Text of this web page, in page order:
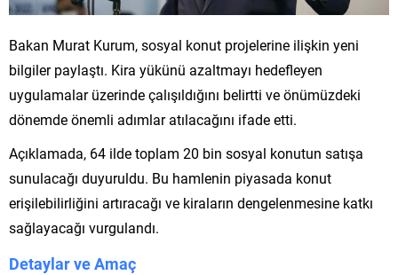
Bakan Murat Kurum, sosyal konut projelerine ilişkin yeni
bilgiler paylaştı. Kira yükünü azaltmayı hedefleyen
uygulamalar üzerinde çalışıldığını belirtti ve önümüzdeki
dönemde önemli adımlar atılacağını ifade etti.
Açıklamada, 64 ilde toplam 20 bin sosyal konutun satışa
sunulacağı duyuruldu. Bu hamlenin piyasada konut
erişilebilirliğini artıracağı ve kiraların dengelenmesine katkı
sağlayacağı vurgulandı.
Detaylar ve Amaç